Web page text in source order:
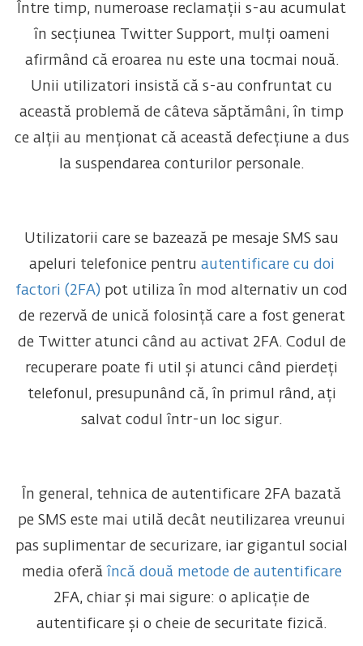
Între timp, numeroase reclamații s-au acumulat
în secțiunea Twitter Support, mulți oameni
afirmând că eroarea nu este una tocmai nouă.
Unii utilizatori insistă că s-au confruntat cu
această problemă de câteva săptămâni, în timp
ce alții au menționat că această defecțiune a dus
la suspendarea conturilor personale.
Utilizatorii care se bazează pe mesaje SMS sau
apeluri telefonice pentru autentificare cu doi
factori (2FA) pot utiliza în mod alternativ un cod
de rezervă de unică folosință care a fost generat
de Twitter atunci când au activat 2FA. Codul de
recuperare poate fi util și atunci când pierdeți
telefonul, presupunând că, în primul rând, ați
salvat codul într-un loc sigur.
În general, tehnica de autentificare 2FA bazată
pe SMS este mai utilă decât neutilizarea vreunui
pas suplimentar de securizare, iar gigantul social
media oferă încă două metode de autentificare
2FA, chiar și mai sigure: o aplicație de
autentificare și o cheie de securitate fizică.